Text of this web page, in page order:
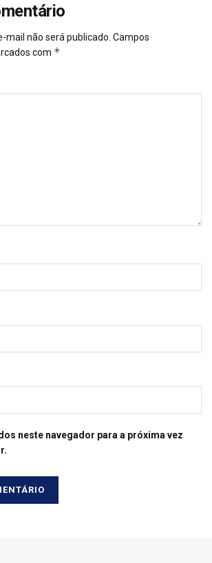
mail não será publicado. Campos
com *
neste navegador para a próxima vez